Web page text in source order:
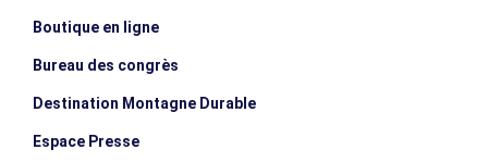
Boutique en ligne
Bureau des congrès
Destination Montagne Durable
Espace Presse